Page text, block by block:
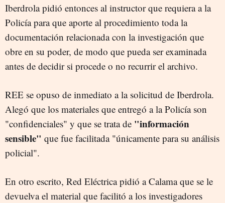
Iberdrola pidió entonces al instructor que requiera a la
Policía para que aporte al procedimiento toda la
documentación relacionada con la investigación que
obre en su poder, de modo que pueda ser examinada
antes de decidir si procede o no recurrir el archivo.
REE se opuso de inmediato a la solicitud de Iberdrola.
Alegó que los materiales que entregó a la Policía son
"confidenciales" y que se trata de "información
sensible" que fue facilitada "únicamente para su análisis
policial".
En otro escrito, Red Eléctrica pidió a Calama que se le
devuelva el material que facilitó a los investigadores